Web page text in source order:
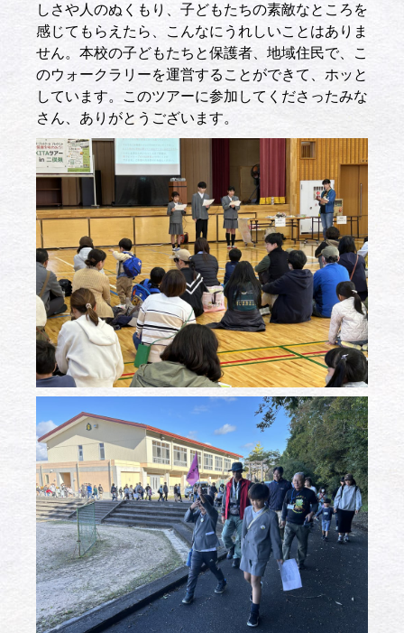
しさや人のぬくもり、子どもたちの素敵なところを
感じてもらえたら、こんなにうれしいことはありま
せん。本校の子どもたちと保護者、地域住民で、こ
のウォークラリーを運営することができて、ホッと
しています。このツアーに参加してくださったみな
さん、ありがとうございます。